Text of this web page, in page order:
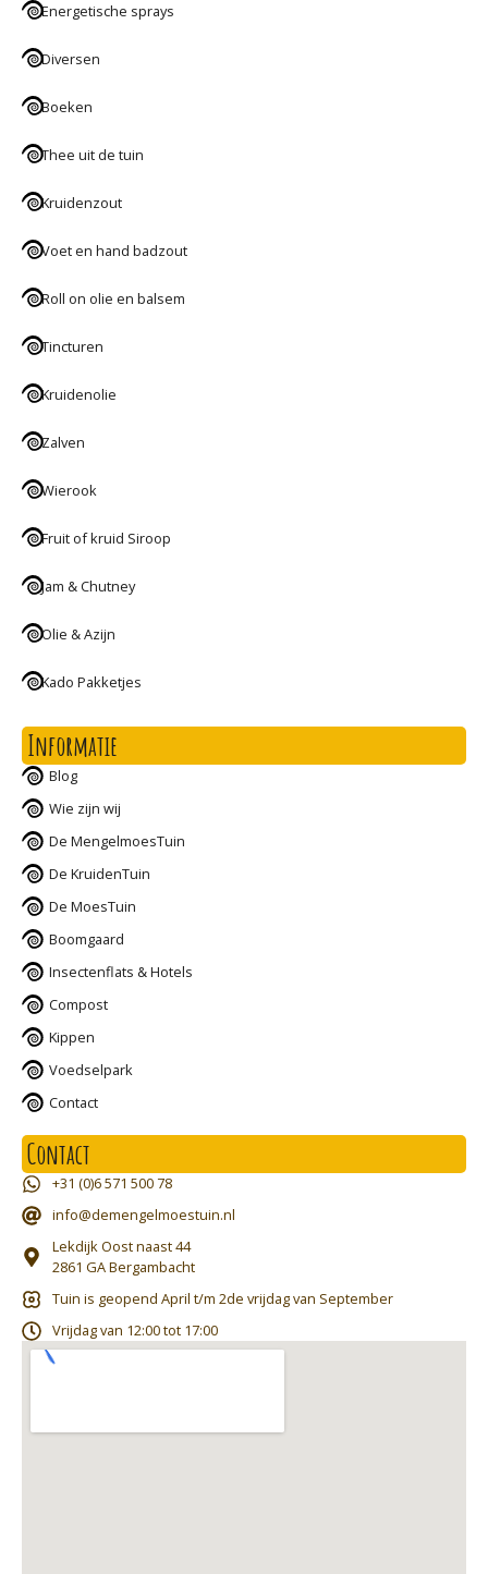
Energetische sprays
Diversen
Boeken
Thee uit de tuin
Kruidenzout
Voet en hand badzout
Roll on olie en balsem
Tincturen
Kruidenolie
Zalven
Wierook
Fruit of kruid Siroop
Jam & Chutney
Olie & Azijn
Kado Pakketjes
Informatie
Blog
Wie zijn wij
De MengelmoesTuin
De KruidenTuin
De MoesTuin
Boomgaard
Insectenflats & Hotels
Compost
Kippen
Voedselpark
Contact
Contact
+31 (0)6 571 500 78
info@demengelmoestuin.nl
Lekdijk Oost naast 44
2861 GA Bergambacht
Tuin is geopend April t/m 2de vrijdag van September
Vrijdag van 12:00 tot 17:00